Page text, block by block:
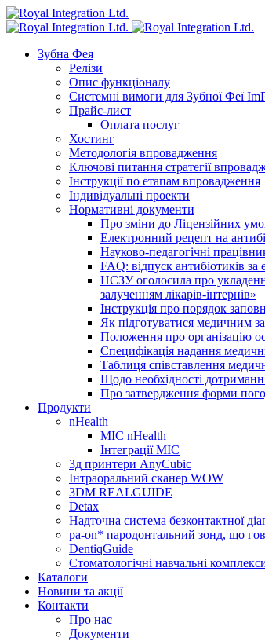
Зубна Фея
Релізи
Опис функціоналу
Системні вимоги для Зубної Феї
Прайс-лист
Оплата послуг
Хостинг
Методологія впровадження
Ключові питання стратегії
Інструкції по етапам впровадження
Індивідуальні проекти
Нормативні документи
Про зміни до Ліцензійних
Електронний рецепт на
Науково-педагогічні
FAQ: відпуск антибіотиків за
НСЗУ оголосила про
залученням лікарів-інтернів»
Інструкція про порядок
Як підготуватися медичним
Положення про організацію
Специфікація надання
Таблиця співставлення
Щодо необхідності
Про затвердження форми
Продукти
nHealth
МІС nHealth
Інтеграції МІС
3д принтери AnyCubic
Інтраоральний сканер WOW
3DM REALGUIDE
Detax
Надточна система безконтактної
pa-on* пародонтальний зонд, що
DentiqGuide
Стоматологічні навчальні
Каталоги
Новини та акції
Контакти
Про нас
Документи